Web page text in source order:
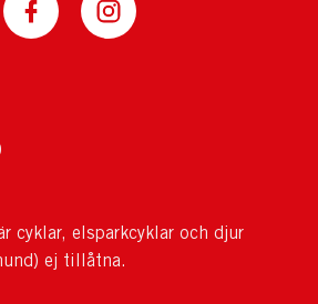
cyklar, elsparkcyklar och djur
ej tillåtna.